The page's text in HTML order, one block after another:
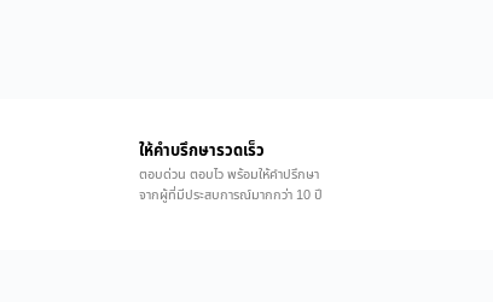
ให้คำบรึกษารวดเร็ว
ตอบด่วน ตอบไว พร้อมให้คำปรึกษา
จากผู้ที่มีประสบการณ์มากกว่า 10 ปี